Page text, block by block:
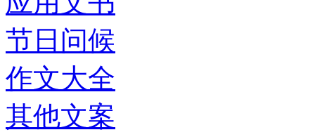
节日问候
作文大全
其他文案